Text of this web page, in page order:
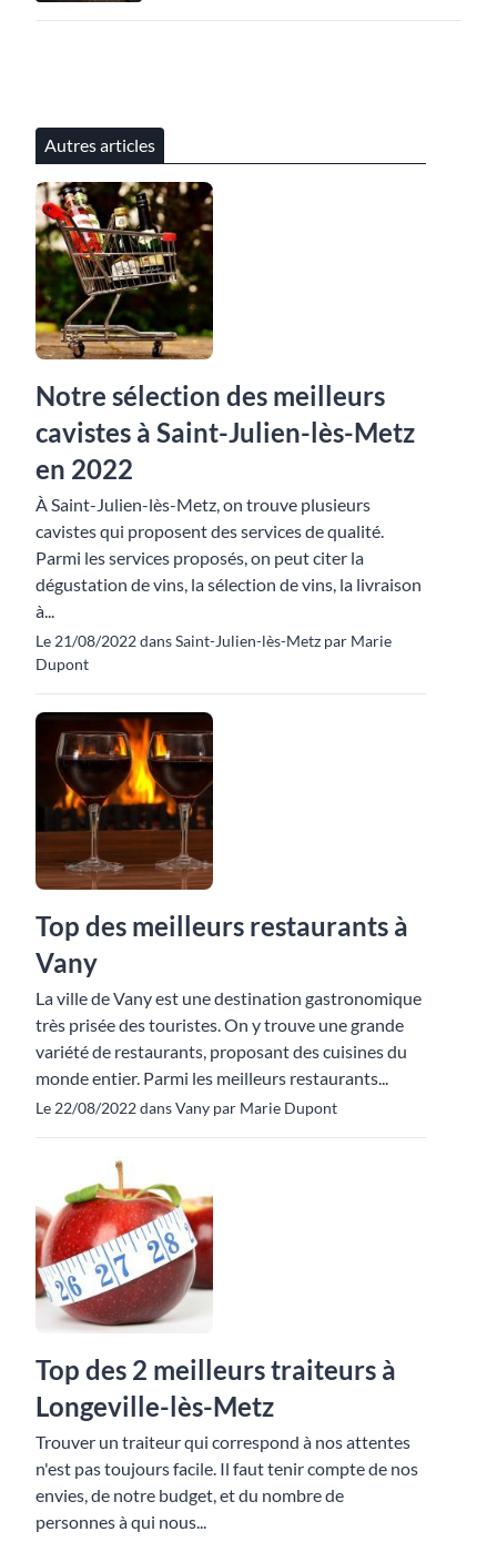
Autres articles
Notre sélection des meilleurs
cavistes à Saint-Julien-lès-Metz
en 2022
À Saint-Julien-lès-Metz, on trouve plusieurs
cavistes qui proposent des services de qualité.
Parmi les services proposés, on peut citer la
dégustation de vins, la sélection de vins, la livraison
à...
Le 21/08/2022 dans Saint-Julien-lès-Metz par Marie
Dupont
Top des meilleurs restaurants à
Vany
La ville de Vany est une destination gastronomique
très prisée des touristes. On y trouve une grande
variété de restaurants, proposant des cuisines du
monde entier. Parmi les meilleurs restaurants...
Le 22/08/2022 dans Vany par Marie Dupont
Top des 2 meilleurs traiteurs à
Longeville-lès-Metz
Trouver un traiteur qui correspond à nos attentes
n'est pas toujours facile. Il faut tenir compte de nos
envies, de notre budget, et du nombre de
personnes à qui nous...